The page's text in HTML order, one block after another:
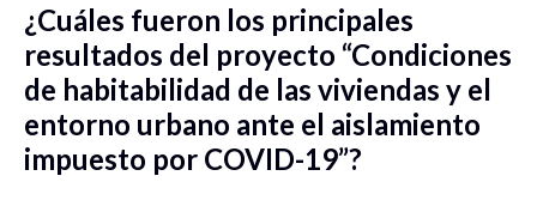
¿Cuáles fueron los principales
resultados del proyecto “Condiciones
de habitabilidad de las viviendas y el
entorno urbano ante el aislamiento
impuesto por COVID-19”?